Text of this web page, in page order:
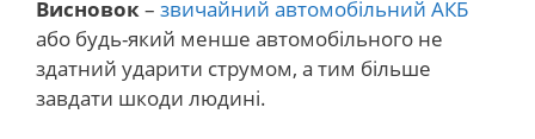
Висновок– звичайний автомобільний АКБ
або будь-який менше автомобільного не
здатний ударити струмом, а тим більше
завдати шкоди людині.